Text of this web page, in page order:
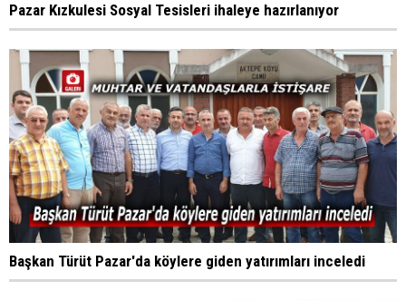
Pazar Kızkulesi Sosyal Tesisleri ihaleye hazırlanıyor
Başkan Türüt Pazar'da köylere giden yatırımları inceledi